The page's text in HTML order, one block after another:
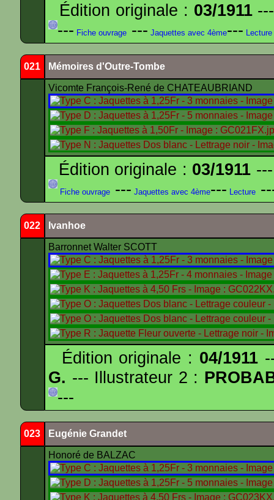
Édition originale : 03/1911
--- Fiche ouvrage --- Jaquettes avec 4ème--- Lecture
021 Mémoires d'Outre-Tombe
Vicomte François-René de CHATEAUBRIAND
Édition originale : 03/1911
Fiche ouvrage --- Jaquettes avec 4ème--- Lecture
022 Ivanhoe
Barronnet Walter SCOTT
Édition originale : 04/1911
G. --- Illustrateur 2 :
---
023 Eugénie Grandet
Honoré de BALZAC